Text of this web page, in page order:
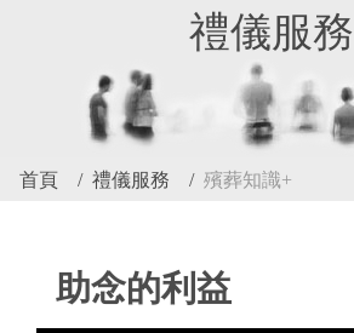
禮儀服務
首頁 禮儀服務 殯葬知識+
助念的利益